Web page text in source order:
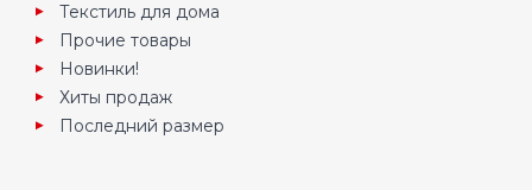
Текстиль для дома
Прочие товары
Новинки!
Хиты продаж
Последний размер